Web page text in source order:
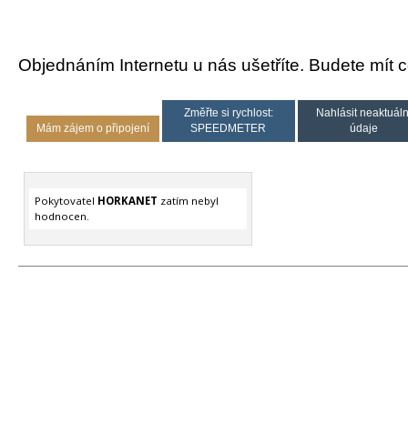
Objednáním Internetu u nás ušetříte. Budete mít
Mám zájem o připojení
Změřte si rychlost:
SPEEDMETER
Nahlásit
údaje
Pokytovatel HORKANET zatím nebyl
hodnocen.